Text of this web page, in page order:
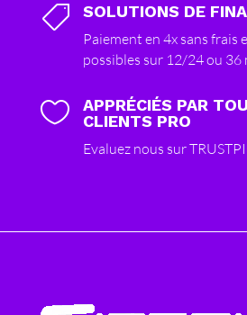
 SOLUTIONS DE
Paiement en 4x sans frais
possibles sur 12/24 ou 36

APPRÉCIÉS PAR
CLIENTS PRO
Evaluez nous sur